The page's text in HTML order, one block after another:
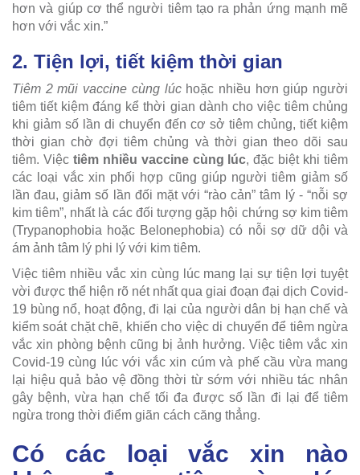
hơn và giúp cơ thể người tiêm tạo ra phản ứng mạnh mẽ
hơn với vắc xin.”
2. Tiện lợi, tiết kiệm thời gian
Tiêm 2 mũi vaccine cùng lúchoặc nhiều hơn giúp người
tiêm tiết kiệm đáng kể thời gian dành cho việc tiêm chủng
khi giảm số lần di chuyển đến cơ sở tiêm chủng, tiết kiệm
thời gian chờ đợi tiêm chủng và thời gian theo dõi sau
tiêm. Việc tiêm nhiều vaccine cùng lúc, đặc biệt khi tiêm
các loại vắc xin phối hợp cũng giúp người tiêm giảm số
lần đau, giảm số lần đối mặt với “rào cản” tâm lý - “nỗi sợ
kim tiêm”, nhất là các đối tượng gặp hội chứng sợ kim tiêm
(Trypanophobia hoặc Belonephobia) có nỗi sợ dữ dội và
ám ảnh tâm lý phi lý với kim tiêm.
Việc tiêm nhiều vắc xin cùng lúc mang lại sự tiện lợi tuyệt
vời được thể hiện rõ nét nhất qua giai đoạn đại dịch Covid-
19 bùng nổ, hoạt động, đi lại của người dân bị hạn chế và
kiểm soát chặt chẽ, khiến cho việc di chuyển để tiêm ngừa
vắc xin phòng bệnh cũng bị ảnh hưởng. Việc tiêm vắc xin
Covid-19 cùng lúc với vắc xin cúm và phế cầu vừa mang
lại hiệu quả bảo vệ đồng thời từ sớm với nhiều tác nhân
gây bệnh, vừa hạn chế tối đa được số lần đi lại để tiêm
ngừa trong thời điểm giãn cách căng thẳng.
Có các loại vắc xin nào